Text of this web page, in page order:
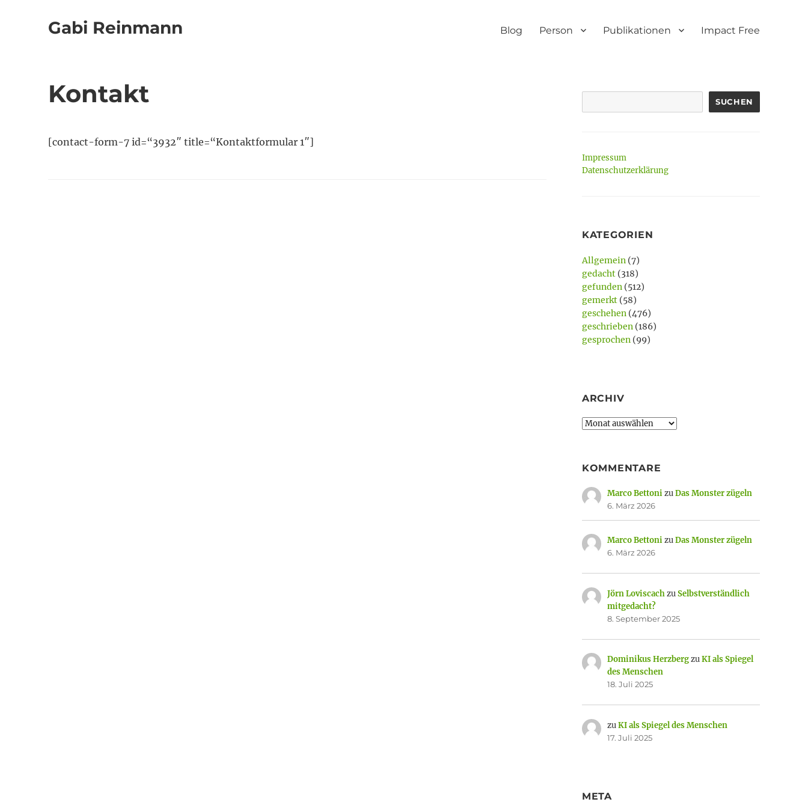
Gabi Reinmann Blog Person Publikationen Impact Free
Kontakt
[contact-form-7 id=“3932″ title=“Kontaktformular 1″]
SUCHEN
Impressum
Datenschutzerklärung
KATEGORIEN
Allgemein(7)
gedacht(318)
gefunden(512)
gemerkt(58)
geschehen(476)
geschrieben(186)
gesprochen(99)
ARCHIV
Archiv
KOMMENTARE
Marco BettonizuDas Monster zügeln
6. März 2026
Marco BettonizuDas Monster zügeln
6. März 2026
Jörn LoviscachzuSelbstverständlich
mitgedacht?
8. September 2025
Dominikus HerzbergzuKI als Spiegel
des Menschen
18. Juli 2025
zuKI als Spiegel des Menschen
17. Juli 2025
META